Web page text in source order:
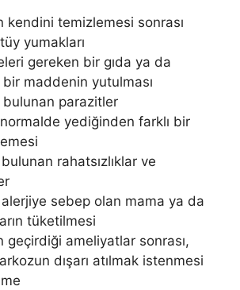
kendini temizlemesi sonrası
yumakları
gereken bir gıda ya da
bir maddenin yutulması
parazitler
yediğinden farklı bir
rahatsızlıklar ve
sebep olan mama ya da
tüketilmesi
geçirdiği ameliyatlar sonrası,
dışarı atılmak istenmesi